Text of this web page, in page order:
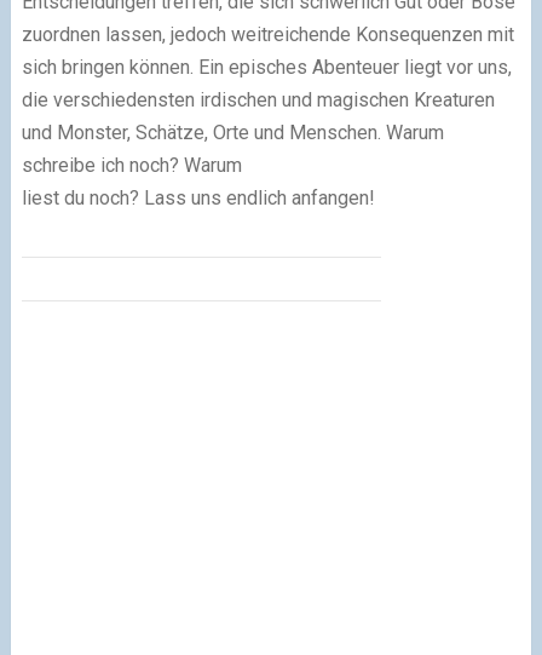
zuordnen lassen, jedoch weitreichende Konsequenzen mit
sich bringen können. Ein episches Abenteuer liegt vor uns,
die verschiedensten irdischen und magischen Kreaturen
und Monster, Schätze, Orte und Menschen. Warum
schreibe ich noch? Warum
liest du noch? Lass uns endlich anfangen!